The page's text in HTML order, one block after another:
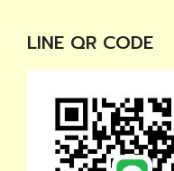
LINE QR CODE